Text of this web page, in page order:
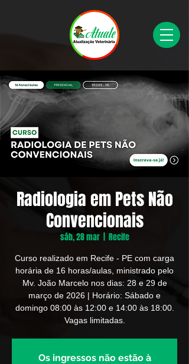
Radiologia em Pets Não
Convencionais
sáb, 28 mar
  |
Recife
Curso realizado em Recife - PE com carga
horária de 16 horas/aulas, ministrado pelo
Mv. João Marcelo nos dias: 28 e 29 de
março de 2026 | Horário: Sábado e
domingo 08:00 às 12:00 e 14:00 às 18:00.
Vagas limitadas.
Os ingressos não estão à